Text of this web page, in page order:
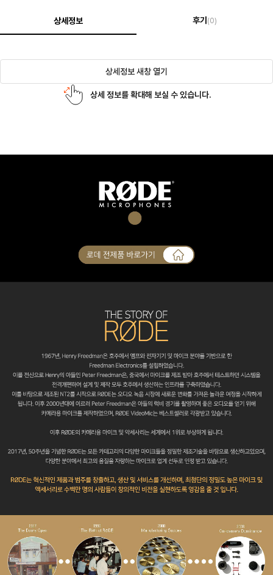
상세정보 후기 (0)
상세정보 새창 열기
상세 정보를 확대해 보실 수 있습니다.